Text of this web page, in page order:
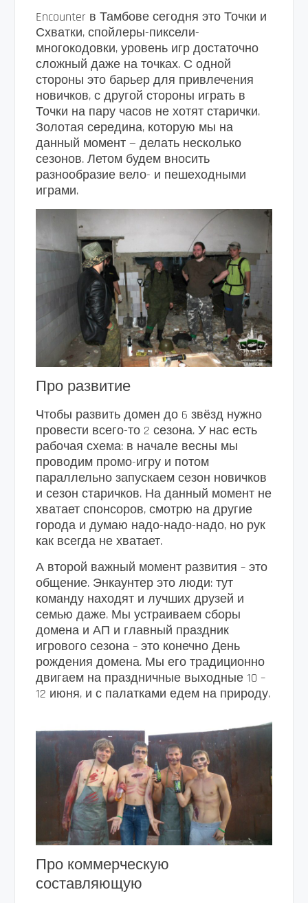
Encounter в Тамбове сегодня это Точки и
Схватки, спойлеры-пиксели-
многокодовки, уровень игр достаточно
сложный даже на точках. С одной
стороны это барьер для привлечения
новичков, с другой стороны играть в
Точки на пару часов не хотят старички.
Золотая середина, которую мы на
данный момент — делать несколько
сезонов. Летом будем вносить
разнообразие вело- и пешеходными
играми.
Про развитие
Чтобы развить домен до 6 звёзд нужно
провести всего-то 2 сезона. У нас есть
рабочая схема: в начале весны мы
проводим промо-игру и потом
параллельно запускаем сезон новичков
и сезон старичков. На данный момент не
хватает спонсоров, смотрю на другие
города и думаю надо-надо-надо, но рук
как всегда не хватает.
А второй важный момент развития – это
общение. Энкаунтер это люди: тут
команду находят и лучших друзей и
семью даже. Мы устраиваем сборы
домена и АП и главный праздник
игрового сезона – это конечно День
рождения домена. Мы его традиционно
двигаем на праздничные выходные 10 –
12 июня, и с палатками едем на природу.
Про коммерческую
составляющую